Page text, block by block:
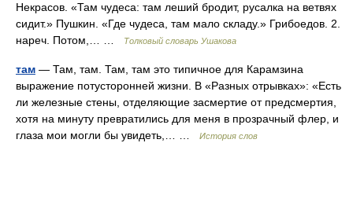
Некрасов. «Там чудеса: там леший бродит, русалка на ветвях
сидит.» Пушкин. «Где чудеса, там мало складу.» Грибоедов. 2.
нареч. Потом,… …
Толковый словарь Ушакова
там — Там, там. Там, там это типичное для Карамзина
выражение потусторонней жизни. В «Разных отрывках»: «Есть
ли железные стены, отделяющие засмертие от предсмертия,
хотя на минуту превратились для меня в прозрачный флер, и
глаза мои могли бы увидеть,… …
История слов